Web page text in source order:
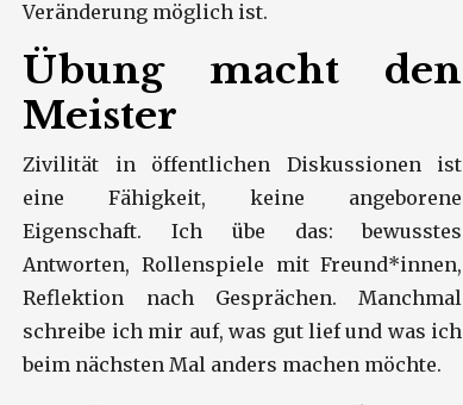
Veränderung möglich ist.
Übung macht den
Meister
Zivilität in öffentlichen Diskussionen ist
eine Fähigkeit, keine angeborene
Eigenschaft. Ich übe das: bewusstes
Antworten, Rollenspiele mit Freund*innen,
Reflektion nach Gesprächen. Manchmal
schreibe ich mir auf, was gut lief und was ich
beim nächsten Mal anders machen möchte.